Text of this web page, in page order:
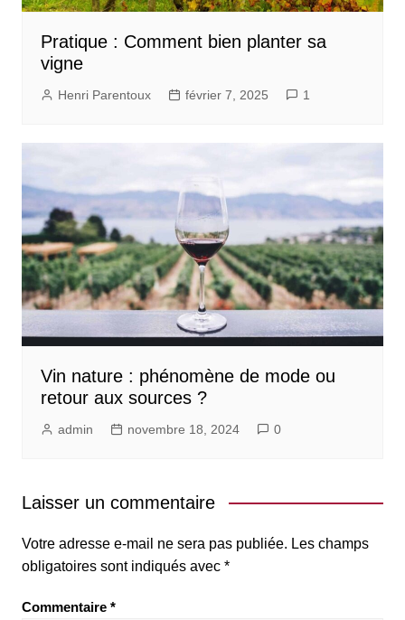
Pratique : Comment bien planter sa
vigne
Henri Parentoux février 7, 2025 1
Vin nature : phénomène de mode ou
retour aux sources ?
admin novembre 18, 2024 0
Laisser un commentaire
Votre adresse e-mail ne sera pas publiée. Les champs
obligatoires sont indiqués avec *
Commentaire *